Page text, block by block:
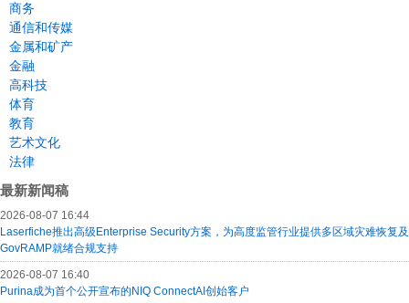
商务
通信和传媒
金属和矿产
金融
高科技
体育
教育
艺术文化
法律
最新新闻稿
2026-08-07 16:44
Laserfiche推出高级Enterprise Security方案，为高度监管行业提供多区域灾难恢复及
GovRAMP就绪合规支持
2026-08-07 16:40
Purina成为首个公开宣布的NIQ ConnectAI创始客户